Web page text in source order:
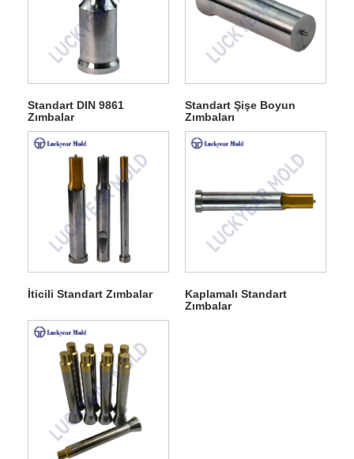
Standart DIN 9861
Zımbalar
Standart Şişe Boyun
Zımbaları
İticili Standart Zımbalar
Kaplamalı Standart
Zımbalar